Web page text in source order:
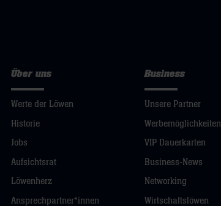
Über uns
Werte der Löwen
Historie
Jobs
Aufsichtsrat
Löwenherz
Ansprechpartner*innen
Business
Unsere Partner
Werbemöglichkeiten
VIP Dauerkarten
Business-News
Networking
Wirtschaftslöwen